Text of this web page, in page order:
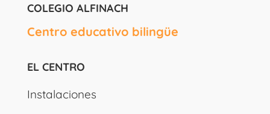
COLEGIO ALFINACH
Centro educativo bilingüe
EL CENTRO
Instalaciones